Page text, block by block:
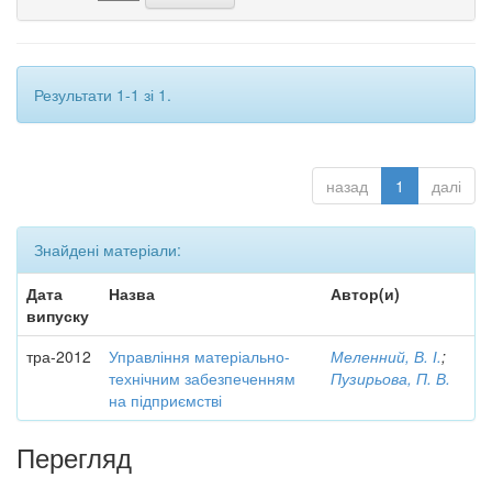
Результати 1-1 зі 1.
назад 1 далі
Знайдені матеріали:
Дата
випуску
Назва Автор(и)
тра-2012
Управління матеріально-
технічним забезпеченням
на підприємстві
Меленний, В. І.;
Пузирьова, П. В.
Перегляд